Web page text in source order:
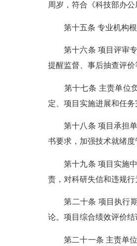
周岁，符合《科技部办
第十五条 专业机构根
第十六条 项目评审专
提醒监督、事后抽查评价
第十七条 主责单位负
定、项目实施进展和任务
第十八条 项目承担单
书要求，加强技术就绪度
第十九条 项目实施中
责，对科研失信和违规行
第二十条 项目执行期
论。项目综合绩效评价
第二十一条 主责单位